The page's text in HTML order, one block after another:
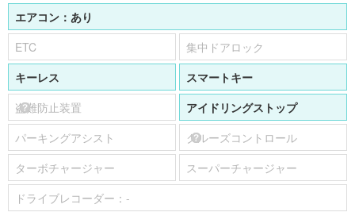
エアコン： あり
ETC
集中ドアロック
キーレス
スマートキー
盗難防止装置
アイドリングストップ
パーキングアシスト
クルーズコントロール
ターボチャージャー
スーパーチャージャー
ドライブレコーダー： -